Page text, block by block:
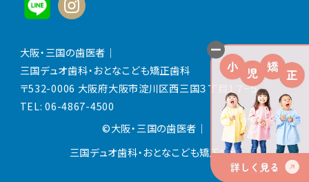
大阪・三国の歯医者｜
三国デュオ歯科・おとなこども矯正歯科
〒532-0006 大阪府大阪市淀川区西三国３丁目１７−５
TEL:06-4867-4500
©大阪・三国の歯医者 ｜
三国デュオ歯科・おとなこども矯正歯科